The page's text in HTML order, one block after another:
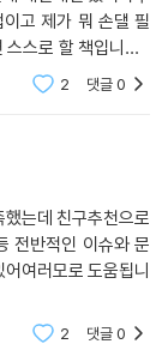
고 제가 뭐 손댈 필
스로 할 책입니다^
2 댓글0
는데 친구추천으로
전반적인 이슈와 문
여러모로 도움됩니
2 댓글0